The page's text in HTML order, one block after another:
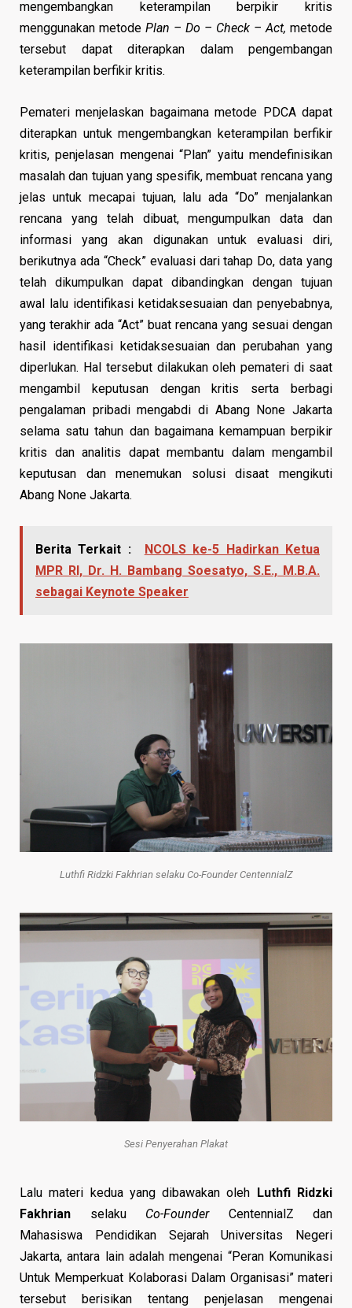
mengembangkan keterampilan berpikir kritis
menggunakan metode Plan – Do – Check – Act, metode
tersebut dapat diterapkan dalam pengembangan
keterampilan berfikir kritis.
Pemateri menjelaskan bagaimana metode PDCA dapat
diterapkan untuk mengembangkan keterampilan berfikir
kritis, penjelasan mengenai “Plan” yaitu mendefinisikan
masalah dan tujuan yang spesifik, membuat rencana yang
jelas untuk mecapai tujuan, lalu ada “Do” menjalankan
rencana yang telah dibuat, mengumpulkan data dan
informasi yang akan digunakan untuk evaluasi diri,
berikutnya ada “Check” evaluasi dari tahap Do, data yang
telah dikumpulkan dapat dibandingkan dengan tujuan
awal lalu identifikasi ketidaksesuaian dan penyebabnya,
yang terakhir ada “Act” buat rencana yang sesuai dengan
hasil identifikasi ketidaksesuaian dan perubahan yang
diperlukan. Hal tersebut dilakukan oleh pemateri di saat
mengambil keputusan dengan kritis serta berbagi
pengalaman pribadi mengabdi di Abang None Jakarta
selama satu tahun dan bagaimana kemampuan berpikir
kritis dan analitis dapat membantu dalam mengambil
keputusan dan menemukan solusi disaat mengikuti
Abang None Jakarta.
Berita Terkait :
NCOLS ke-5 Hadirkan Ketua
MPR RI, Dr. H. Bambang Soesatyo, S.E., M.B.A.
sebagai Keynote Speaker
Luthfi Ridzki Fakhrian selaku Co-Founder CentennialZ
Sesi Penyerahan Plakat
Lalu materi kedua yang dibawakan oleh
Luthfi Ridzki
Fakhrian selaku Co-FounderCentennialZ dan
Mahasiswa Pendidikan Sejarah Universitas Negeri
Jakarta, antara lain adalah mengenai “Peran Komunikasi
Untuk Memperkuat Kolaborasi Dalam Organisasi” materi
tersebut berisikan tentang penjelasan mengenai